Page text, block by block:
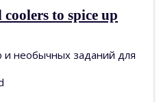
to spice up
и необычных заданий для